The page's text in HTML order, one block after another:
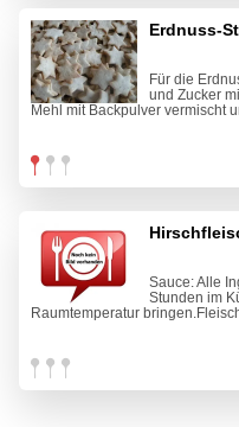
Erdnuss-
Für die
und Zucker
Mehl mit Backpulver vermischt
Sauce: Alle
Stunden im
Raumtemperatur